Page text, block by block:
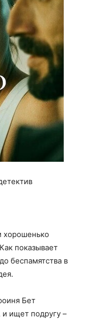
хорошенько
показывает
беспамятства в
Бет
ищет подругу –